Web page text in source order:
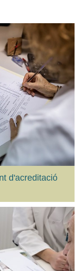
d'acreditació